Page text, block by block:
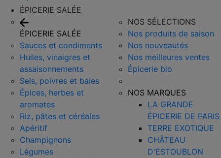
ÉPICERIE SALÉE
ÉPICERIE SALÉE
Sauces et condiments
Huiles, vinaigres et
assaisonnements
Sels, poivres et baies
Épices, herbes et
aromates
Riz, pâtes et céréales
Apéritif
Champignons
Légumes
NOS SÉLECTIONS
Nos produits de saison
Nos nouveautés
Nos meilleures ventes
Épicerie bio
NOS MARQUES
LA GRANDE
ÉPICERIE DE PARIS
TERRE EXOTIQUE
CHÂTEAU
D'ESTOUBLON